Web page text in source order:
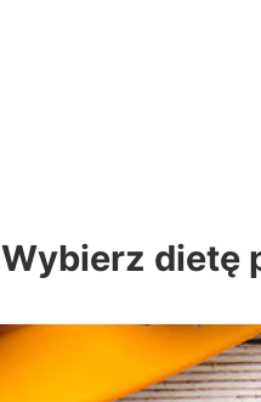
Wybierz dietę